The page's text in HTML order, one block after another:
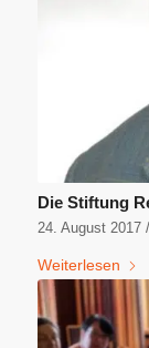
Die Stiftung
24. August 2017 /
Weiterlesen